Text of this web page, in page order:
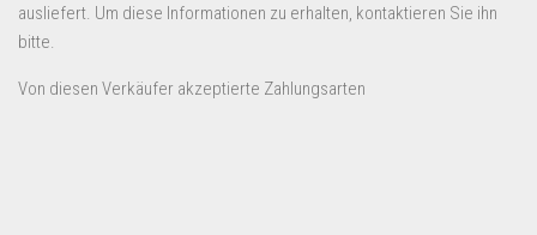
ausliefert. Um diese Informationen zu erhalten, kontaktieren Sie ihn
bitte.
Von diesen Verkäufer akzeptierte Zahlungsarten